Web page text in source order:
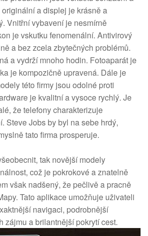
a displej je krásně a
Vnitřní vybavení je nesmírně
je vskutku fenomenální. Antivirový
a bez zcela zbytečných problémů.
a vydrží mnoho hodin. Fotoaparát je
je kompozičně upravená. Dále je
této firmy jsou odolné proti
je kvalitní a vysoce rychlý. Je
že telefony charakterizuje
Steve Jobs by byl na sebe hrdý,
tato firma prosperuje.
tak novější modely
což je pokrokové a znatelně
však nadšený, že pečlivě a pracně
Tato aplikace umožňuje uživateli
navigaci, podrobnější
zájmu a brilantnější pokrytí cest.